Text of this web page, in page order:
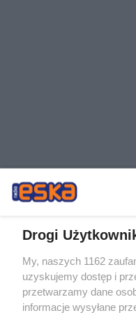
Drogi
My, naszych 1162
uzyskujemy dostęp i
przetwarzamy dane
informacje wysyłane